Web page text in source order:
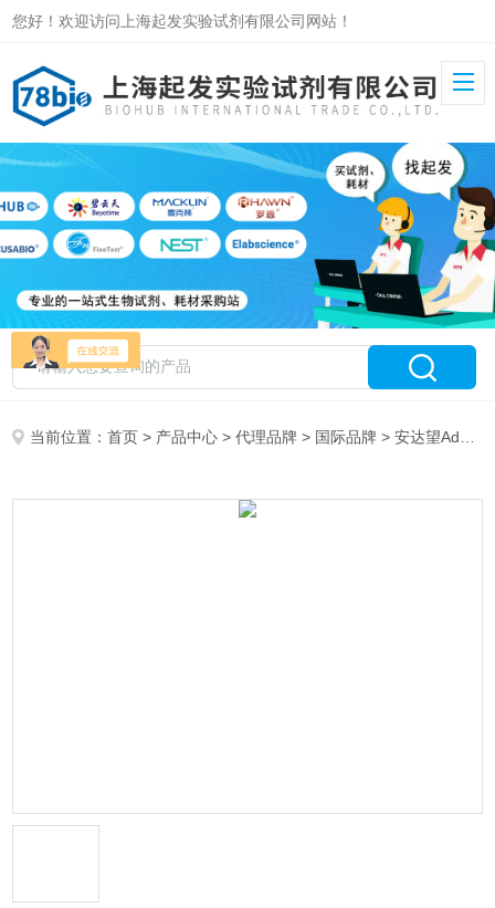
您好！欢迎访问上海起发实验试剂有限公司网站！
当前位置：首页 > 产品中心 >代理品牌 > 国际品牌 > 安达望Advanced Instruments特约代理经销